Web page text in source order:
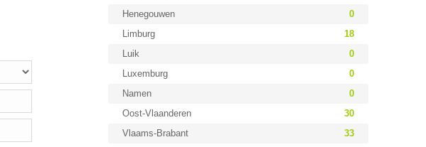
Henegouwen
0
Limburg
18
Luik
0
Luxemburg
0
Namen
0
Oost-Vlaanderen
30
Vlaams-Brabant
33